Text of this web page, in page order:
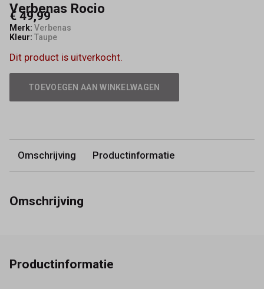
Verbenas Rocio
€ 49,99
Merk: Verbenas
Kleur: Taupe
Dit product is uitverkocht.
TOEVOEGEN AAN WINKELWAGEN
Omschrijving Productinformatie
Omschrijving
Productinformatie